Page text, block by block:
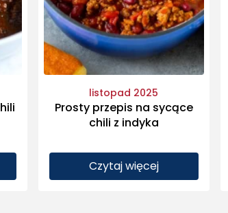
listopad 2025
Prosty przepis na sycące
chili z indyka
Czytaj więcej